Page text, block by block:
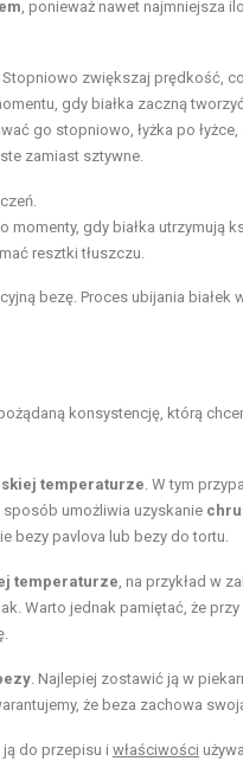
, ponieważ nawet najmniejsza
zwiększaj prędkość,
gdy białka zaczną
go stopniowo, łyżka po
zamiast sztywne.
gdy białka utrzymują
resztki tłuszczu.
bezę. Proces ubijania
konsystencję, którą
temperaturze. W tym
sposób umożliwia uzyskanie
bezy pavlova lub bezy do tortu.
temperaturze, na przykład w
Warto jednak pamiętać, że
. Najlepiej zostawić ją w
że beza zachowa
do przepisu i właściwości